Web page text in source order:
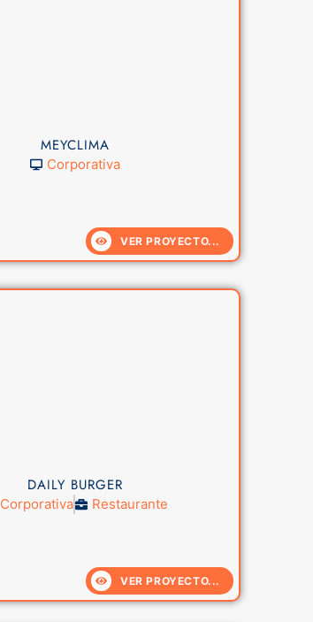
MEYCLIMA
Corporativa
VER PROYECTO...
DAILY BURGER
Corporativa Restaurante
VER PROYECTO...